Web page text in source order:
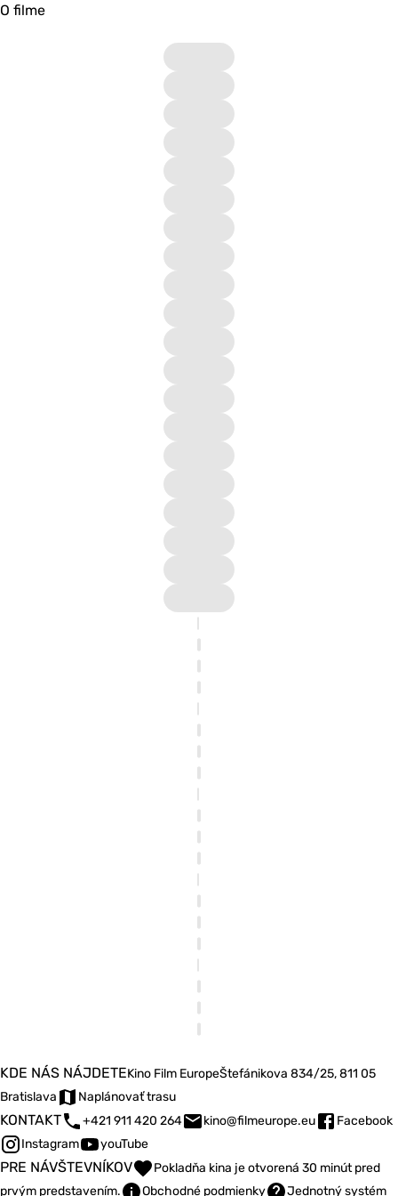
O filme
KDE NÁS NÁJDETEKino Film EuropeŠtefánikova 834/25, 811 05
Bratislava
Naplánovať trasu
KONTAKT +421 911 420 264 kino@filmeurope.eu
Facebook
Instagram
youTube
PRE NÁVŠTEVNÍKOV
Pokladňa kina je otvorená 30 minút pred
prvým predstavením.
Obchodné podmienky Jednotný systém